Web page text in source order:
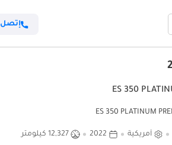
إتصل
أمريكية 2022 12,327 كيلومتر